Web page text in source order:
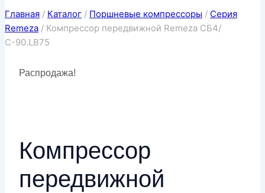
Главная / Каталог / Поршневые компрессоры / Серия
Remeza / Компрессор передвижной Remeza СБ4/
С-90.LB75
Распродажа!
Компрессор
передвижной